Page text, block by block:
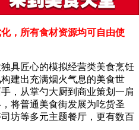
，所有食材资源均可自由使
具匠心的模拟经营类美食烹饪
建出充满烟火气息的美食世
，从掌勺大厨到商业策划一肩
将普通美食街发展为吃货圣
坊等多元主题餐厅，更有数百